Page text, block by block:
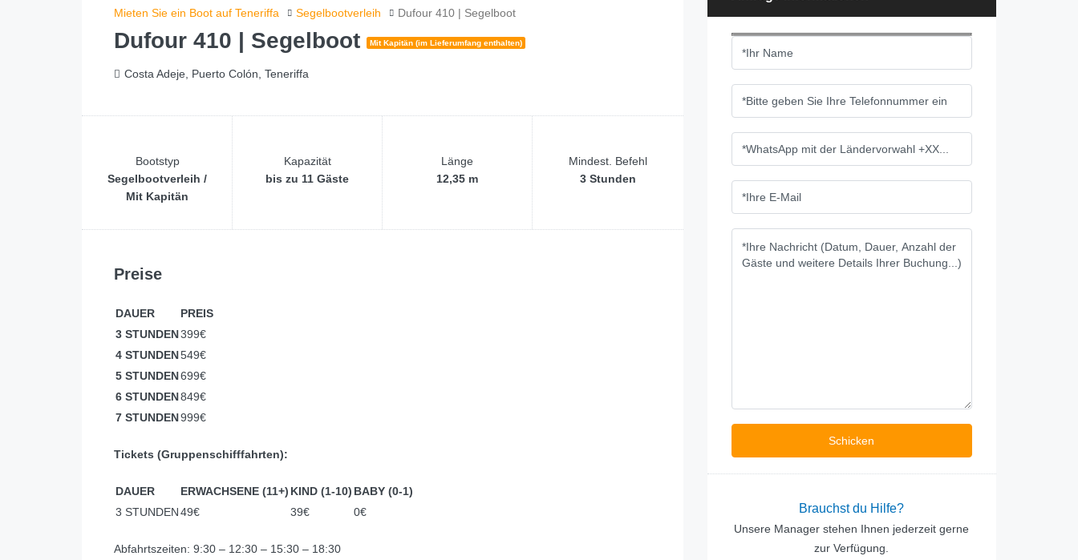
Mieten Sie ein Boot auf Teneriffa Segelbootverleih Dufour 410 | Segelboot
Dufour 410 | Segelboot Mit Kapitän (im Lieferumfang enthalten)
Costa Adeje, Puerto Colón, Teneriffa
Bootstyp
Segelbootverleih /
Mit Kapitän
Kapazität
bis zu 11 Gäste
Länge
12,35 m
Mindest. Befehl
3 Stunden
Preise
DAUER
PREIS
3 STUNDEN399€
4 STUNDEN549€
5 STUNDEN699€
6 STUNDEN849€
7 STUNDEN999€
Tickets (Gruppenschifffahrten):
DAUER ERWACHSENE (11+) KIND (1-10) BABY (0-1)
3 STUNDEN49€ 39€ 0€
Abfahrtszeiten: 9:30 – 12:30 – 15:30 – 18:30
Brauchst du Hilfe?
Unsere Manager stehen Ihnen jederzeit gerne
zur Verfügung.